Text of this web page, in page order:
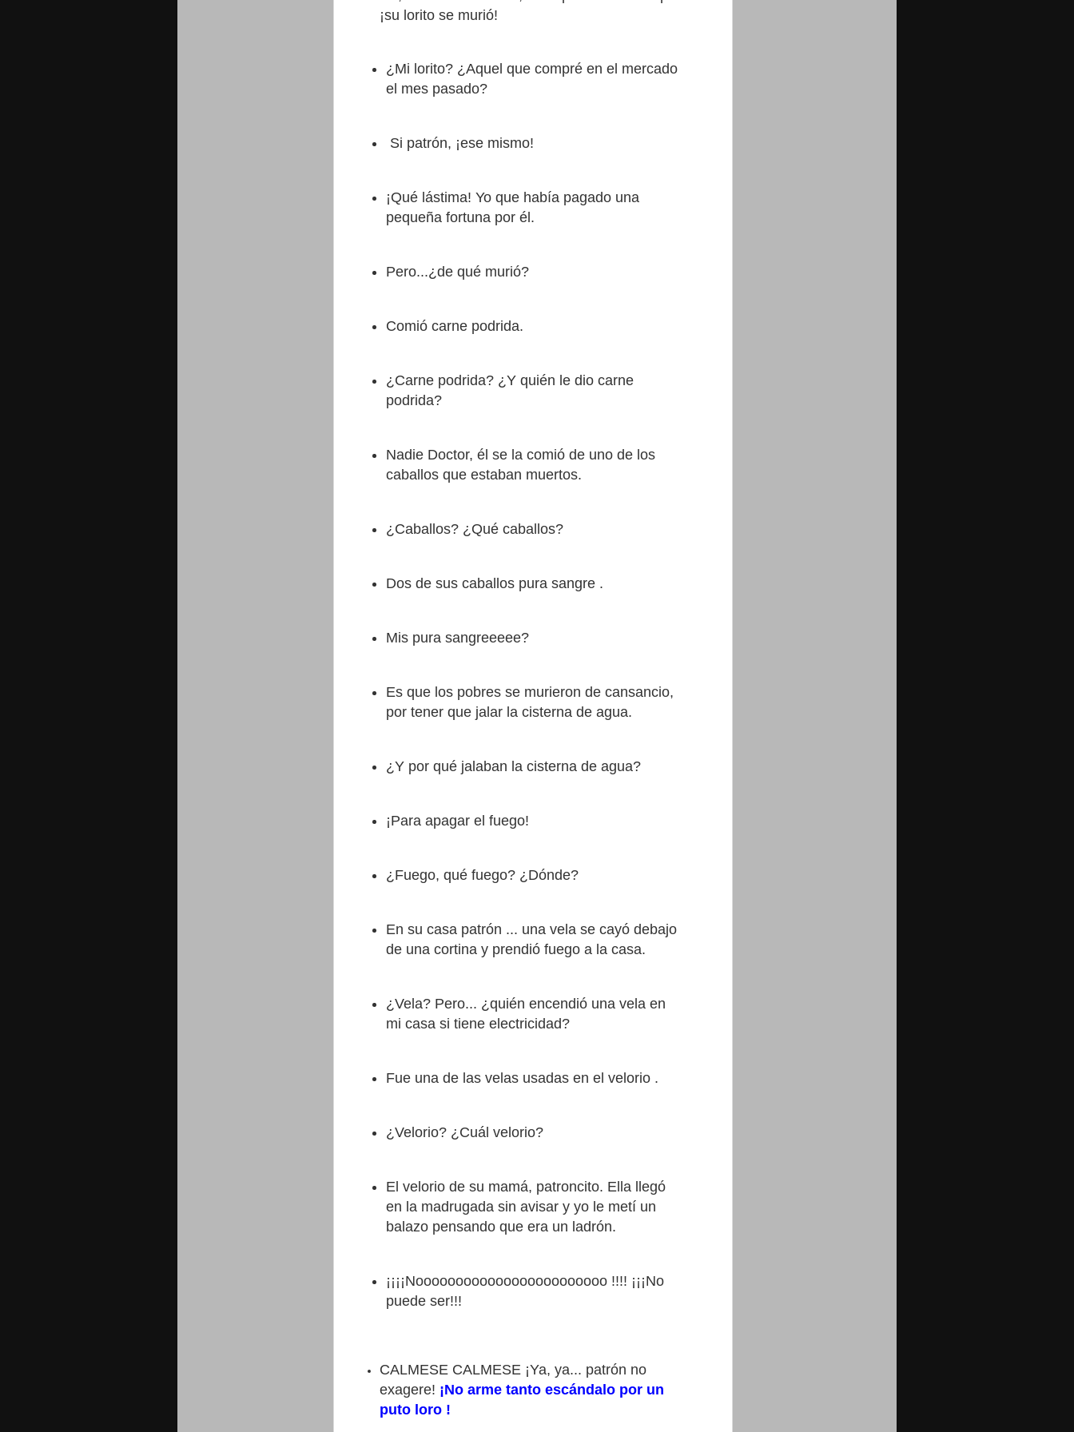
¡su lorito se murió!
¿Mi lorito? ¿Aquel que compré en el mercado
el mes pasado?
Si patrón, ¡ese mismo!
¡Qué lástima! Yo que había pagado una
pequeña fortuna por él.
Pero...¿de qué murió?
Comió carne podrida.
¿Carne podrida? ¿Y quién le dio carne
podrida?
Nadie Doctor, él se la comió de uno de los
caballos que estaban muertos.
¿Caballos? ¿Qué caballos?
Dos de sus caballos pura sangre .
Mis pura sangreeeee?
Es que los pobres se murieron de cansancio,
por tener que jalar la cisterna de agua.
¿Y por qué jalaban la cisterna de agua?
¡Para apagar el fuego!
¿Fuego, qué fuego? ¿Dónde?
En su casa patrón ... una vela se cayó debajo
de una cortina y prendió fuego a la casa.
¿Vela? Pero... ¿quién encendió una vela en
mi casa si tiene electricidad?
Fue una de las velas usadas en el velorio .
¿Velorio? ¿Cuál velorio?
El velorio de su mamá, patroncito. Ella llegó
en la madrugada sin avisar y yo le metí un
balazo pensando que era un ladrón.
¡¡¡¡Noooooooooooooooooooooooo !!!! ¡¡¡No
puede ser!!!
CALMESE CALMESE ¡Ya, ya... patrón no
exagere! ¡No arme tanto escándalo por un
puto loro !